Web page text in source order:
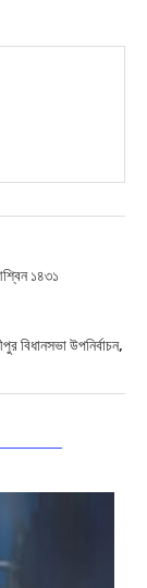
১৪৩১
উপনির্বাচন,